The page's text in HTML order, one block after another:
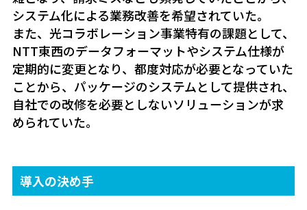
システム化による業務改善を希望されていた。
また、光コラボレーション事業特有の課題として、
NTT東西のデータフォーマットやシステム仕様が
定期的に変更となり、都度対応が必要となっていた
ことから、パッケージのシステムとして提供され、
自社での改修を必要としないソリューションが求
められていた。
導入の決め手